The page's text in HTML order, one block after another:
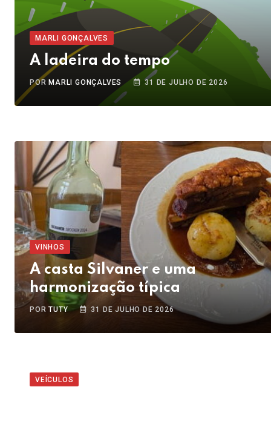
MARLI GONÇALVES
A ladeira do tempo
PORMARLI GONÇALVES 31 DE JULHO DE 2026
VINHOS
A casta Silvaner e uma
harmonização típica
PORTUTY 31 DE JULHO DE 2026
VEÍCULOS